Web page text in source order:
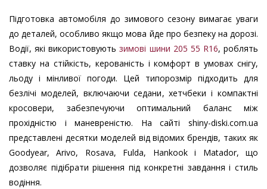
Підготовка автомобіля до зимового сезону вимагає уваги
до деталей, особливо якщо мова йде про безпеку на дорозі.
Водії, які використовуютьзимові шини 205 55 R16, роблять
ставку на стійкість, керованість і комфорт в умовах снігу,
льоду і мінливої погоди. Цей типорозмір підходить для
безлічі моделей, включаючи седани, хетчбеки і компактні
кросовери, забезпечуючи оптимальний баланс між
прохідністю і маневреністю. На сайті shiny-diski.com.ua
представлені десятки моделей від відомих брендів, таких як
Goodyear, Arivo, Rosava, Fulda, Hankook і Matador, що
дозволяє підібрати рішення під конкретні завдання і стиль
водіння.